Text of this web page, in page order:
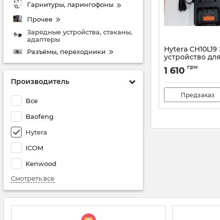
Гарнитуры, ларингофоны
Прочее
Зарядные устройства, стаканы,
адаптеры
Разъёмы, переходники
Производитель
Все
Baofeng
Hytera
ICOM
Kenwood
Смотреть все
Hytera
устройство для
радиостанций
сетевой
Артикул:268910969
1 610 грн
Предзаказ